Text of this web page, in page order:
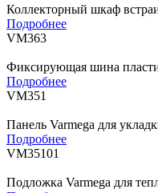
Коллекторный шкаф
Подробнее
VM363
Фиксирующая шина
Подробнее
VM351
Панель Varmega для
Подробнее
VM35101
Подложка Varmega для